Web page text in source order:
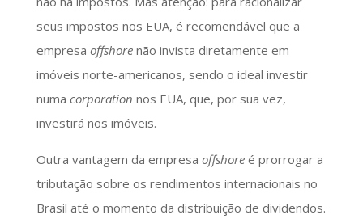
seus impostos nos EUA, é recomendável que a
empresa offshorenão invista diretamente em
imóveis norte-americanos, sendo o ideal investir
numa corporation nos EUA, que, por sua vez,
investirá nos imóveis.
Outra vantagem da empresa offshoreé prorrogar a
tributação sobre os rendimentos internacionais no
Brasil até o momento da distribuição de dividendos.